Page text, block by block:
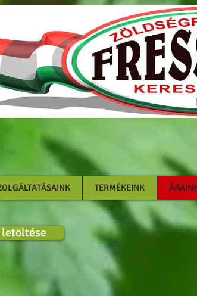
feldolgozás
google-site-
3SPkU
TERMÉKEINK